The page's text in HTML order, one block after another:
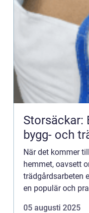
Storsäckar:
bygg- och
När det kommer
hemmet, oavsett
trädgårdsarbeten
en populär och
05 augusti 2025